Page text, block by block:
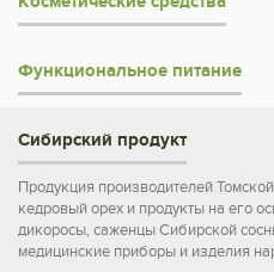
Функциональное питание
Сибирский продукт
Продукция производителей
кедровый орех и продукты на его
дикоросы, саженцы Сибирской
медицинские приборы и изделия